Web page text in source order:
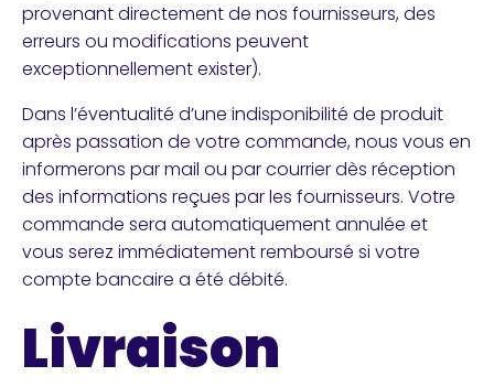
provenant directement de nos fournisseurs, des
erreurs ou modifications peuvent
exceptionnellement exister).
Dans l’éventualité d’une indisponibilité de produit
après passation de votre commande, nous vous en
informerons par mail ou par courrier dès réception
des informations reçues par les fournisseurs. Votre
commande sera automatiquement annulée et
vous serez immédiatement remboursé si votre
compte bancaire a été débité.
Livraison